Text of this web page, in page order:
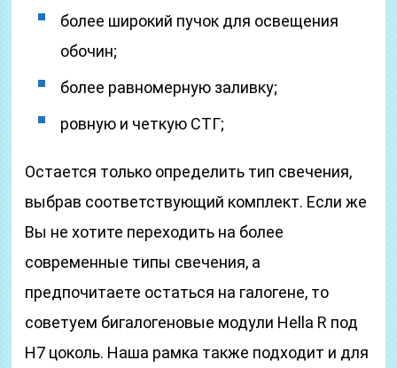
более широкий пучок для освещения
обочин;
более равномерную заливку;
ровную и четкую СТГ;
Остается только определить тип свечения,
выбрав соответствующий комплект. Если же
Вы не хотите переходить на более
современные типы свечения, а
предпочитаете остаться на галогене, то
советуем бигалогеновые модули Hella R под
H7 цоколь. Наша рамка также подходит и для